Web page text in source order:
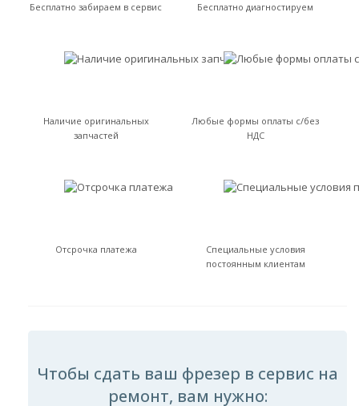
Бесплатно забираем в сервис Бесплатно диагностируем
Наличие оригинальных
запчастей
Любые формы оплаты с/без
НДС
Отсрочка платежа
Специальные условия
постоянным клиентам
Чтобы сдать ваш фрезер в сервис на
ремонт, вам нужно: